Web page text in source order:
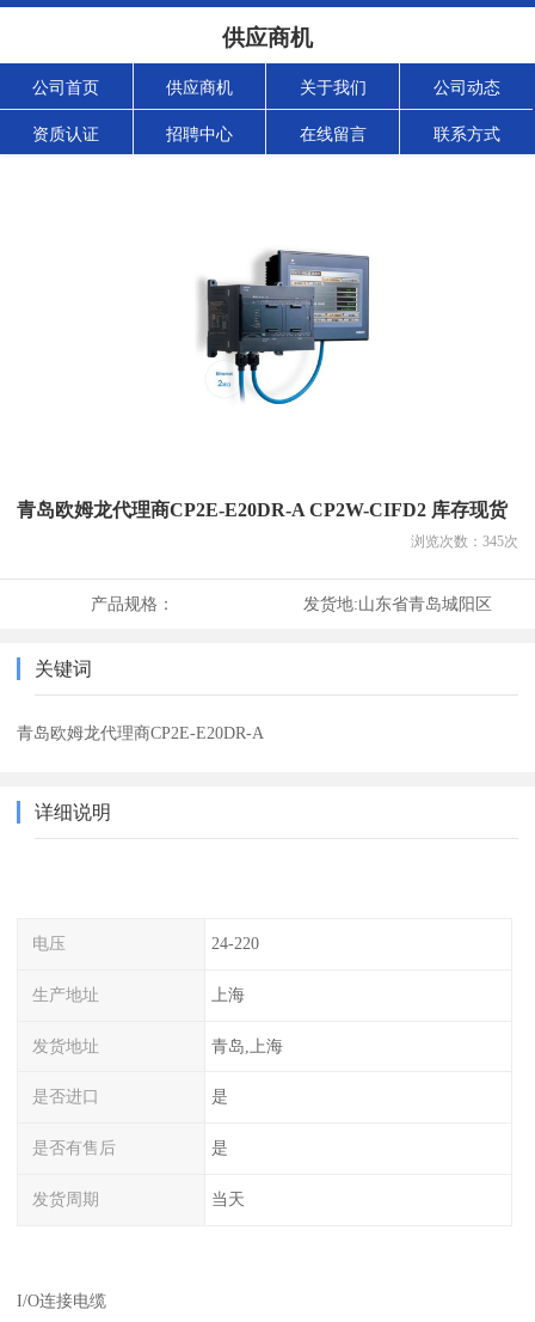
供应商机
公司首页 供应商机 关于我们 公司动态
资质认证 招聘中心 在线留言 联系方式
青岛欧姆龙代理商CP2E-E20DR-A CP2W-CIFD2 库存现货
浏览次数： 345次
产品规格： 发货地:山东省青岛城阳区
关键词
青岛欧姆龙代理商CP2E-E20DR-A
详细说明
电压 24-220
生产地址 上海
发货地址 青岛,上海
是否进口 是
是否有售后 是
发货周期 当天
I/O连接电缆